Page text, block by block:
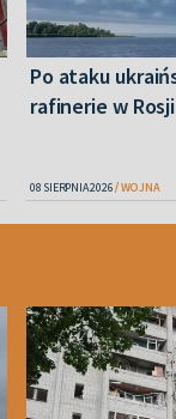
Po ataku
rafinerie w Rosji
08 SIERPNIA 2026 WOJNA